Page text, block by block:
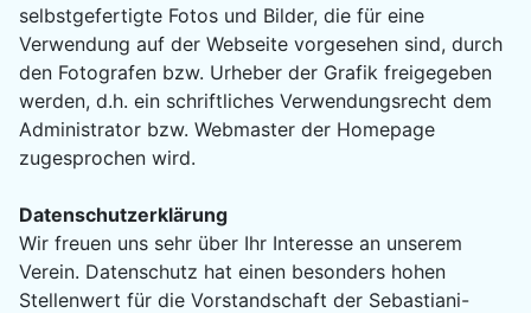
selbstgefertigte Fotos und Bilder, die für eine
Verwendung auf der Webseite vorgesehen sind, durch
den Fotografen bzw. Urheber der Grafik freigegeben
werden, d.h. ein schriftliches Verwendungsrecht dem
Administrator bzw. Webmaster der Homepage
zugesprochen wird.
Datenschutzerklärung
Wir freuen uns sehr über Ihr Interesse an unserem
Verein. Datenschutz hat einen besonders hohen
Stellenwert für die Vorstandschaft der Sebastiani-